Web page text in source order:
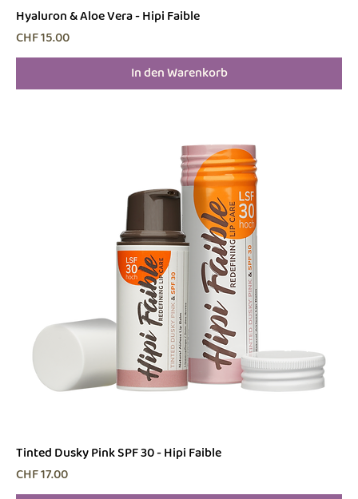
Hyaluron & Aloe Vera - Hipi Faible
Preis
CHF 15.00
In den Warenkorb
Tinted Dusky Pink SPF 30 - Hipi Faible
Preis
CHF 17.00